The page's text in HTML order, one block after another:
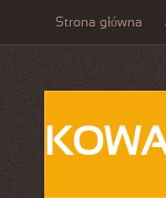
Strona główna